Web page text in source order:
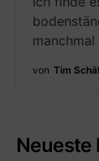
von Tim
Neueste